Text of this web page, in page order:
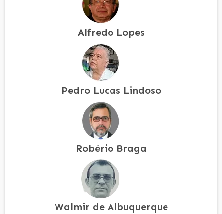
Alfredo Lopes
Pedro Lucas Lindoso
Robério Braga
Walmir de Albuquerque